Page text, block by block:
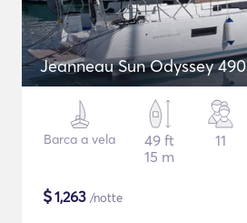
Jeanneau Sun Odyssey 490
Barca a vela
49 ft
15 m
11
$1,263 /notte